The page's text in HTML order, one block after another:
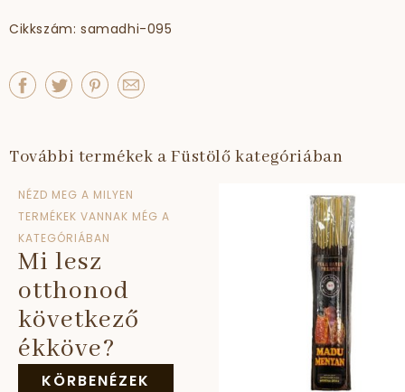
Cikkszám: samadhi-095
További termékek a Füstölő kategóriában
NÉZD MEG A MILYEN
TERMÉKEK VANNAK MÉG A
KATEGÓRIÁBAN
Mi lesz
otthonod
következő
ékköve?
KÖRBENÉZEK